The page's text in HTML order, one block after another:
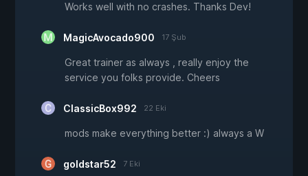
Works well with no crashes. Thanks Dev!
MagicAvocado900 17 Şub
Great trainer as always , really enjoy the
service you folks provide. Cheers
ClassicBox992 22 Eki
mods make everything better :) always a W
goldstar52 7 Eki